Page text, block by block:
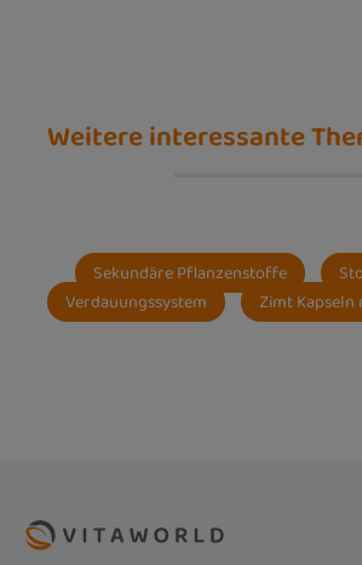
Weitere interessante
Sekundäre Pflanzenstoffe
Verdauungssystem
Zimt